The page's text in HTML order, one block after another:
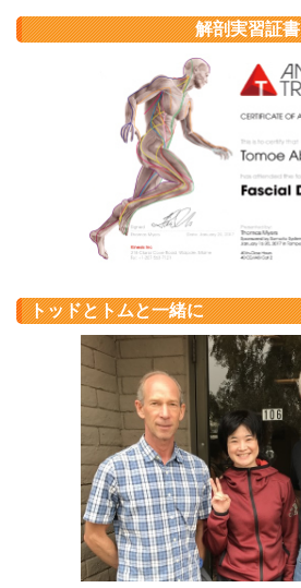
解剖実習証書
トッドとトムと一緒に